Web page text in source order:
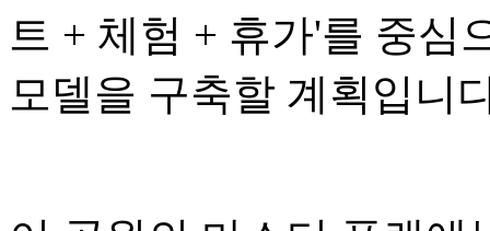
트 + 체험 + 휴가'를 중심
모델을 구축할 계획입니